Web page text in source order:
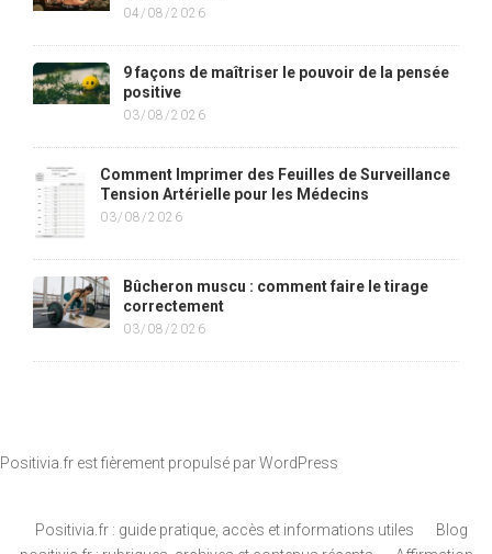
04/08/2026
9 façons de maîtriser le pouvoir de la pensée
positive
03/08/2026
Comment Imprimer des Feuilles de Surveillance
Tension Artérielle pour les Médecins
03/08/2026
Bûcheron muscu : comment faire le tirage
correctement
03/08/2026
Positivia.fr est fièrement propulsé parWordPress
Positivia.fr : guide pratique, accès et informations utiles
Blog